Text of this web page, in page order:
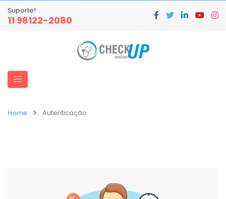
Suporte!
11 98122-2080
Home Autenticação